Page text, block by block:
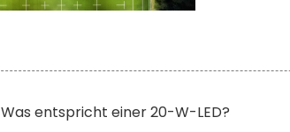
Was entspricht einer 20-W-LED?